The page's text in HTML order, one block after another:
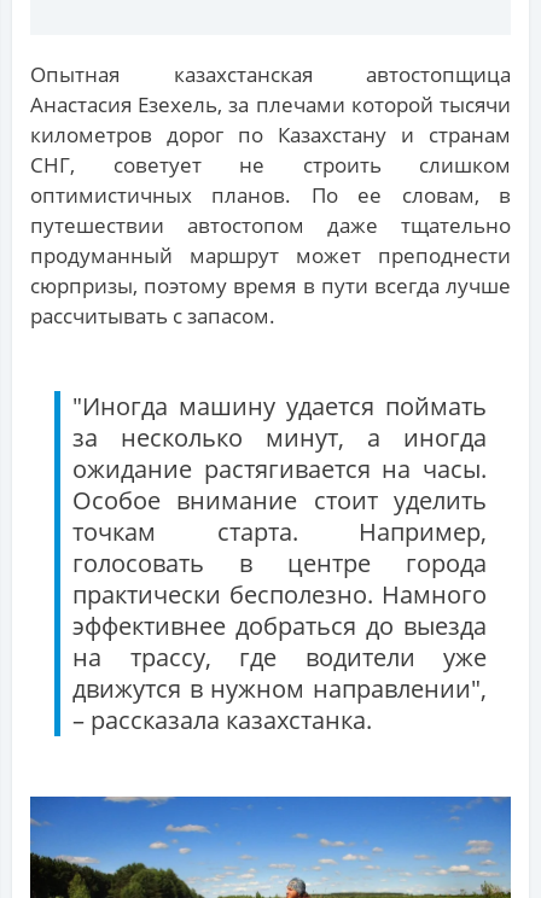
Опытная казахстанская автостопщица
Анастасия Езехель, за плечами которой тысячи
километров дорог по Казахстану и странам
СНГ, советует не строить слишком
оптимистичных планов. По ее словам, в
путешествии автостопом даже тщательно
продуманный маршрут может преподнести
сюрпризы, поэтому время в пути всегда лучше
рассчитывать с запасом.
"Иногда машину удается поймать
за несколько минут, а иногда
ожидание растягивается на часы.
Особое внимание стоит уделить
точкам старта. Например,
голосовать в центре города
практически бесполезно. Намного
эффективнее добраться до выезда
на трассу, где водители уже
движутся в нужном направлении",
– рассказала казахстанка.